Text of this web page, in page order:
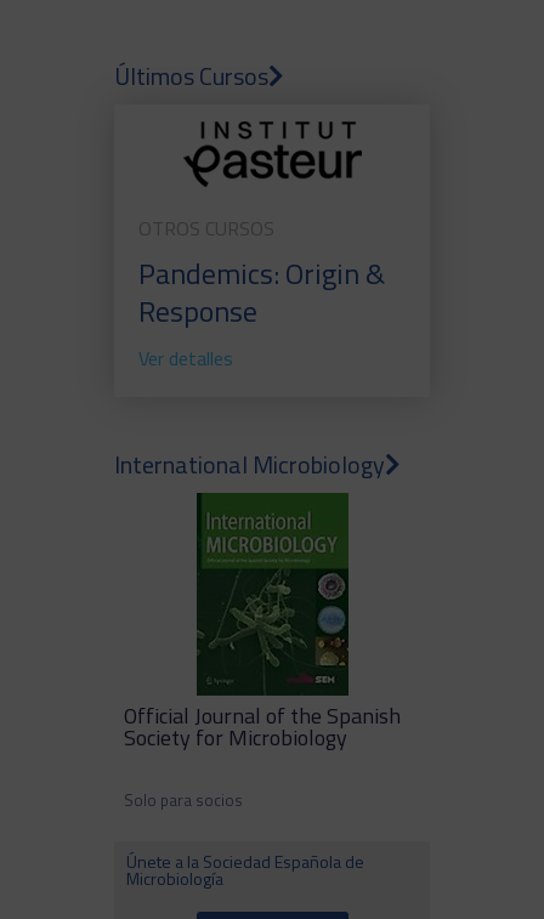
Últimos Cursos
OTROS CURSOS
Pandemics: Origin &
Response
Ver detalles
International Microbiology
Official Journal of the Spanish
Society for Microbiology
Solo para socios
Únete a la Sociedad Española de
Microbiología